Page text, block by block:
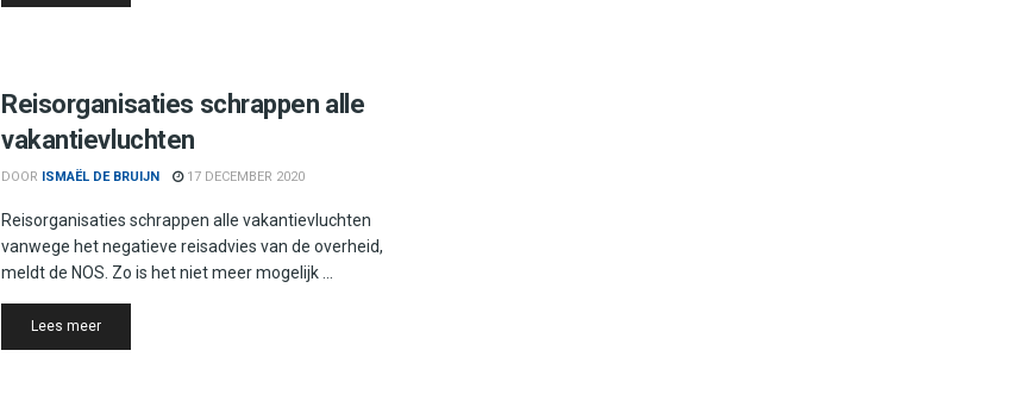
Reisorganisaties schrappen alle
vakantievluchten
DOOR ISMAËL DE BRUIJN 17 DECEMBER 2020
Reisorganisaties schrappen alle vakantievluchten
vanwege het negatieve reisadvies van de overheid,
meldt de NOS. Zo is het niet meer mogelijk ...
Lees meerDetails